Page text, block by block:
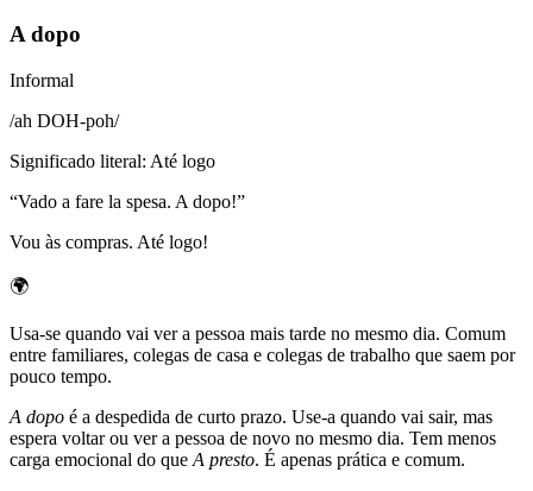
A dopo
Informal
/ah DOH-poh/
Significado literal: Até logo
“Vado a fare la spesa. A dopo!”
Vou às compras. Até logo!
🌍
Usa-se quando vai ver a pessoa mais tarde no mesmo dia. Comum
entre familiares, colegas de casa e colegas de trabalho que saem por
pouco tempo.
A dopo é a despedida de curto prazo. Use-a quando vai sair, mas
espera voltar ou ver a pessoa de novo no mesmo dia. Tem menos
carga emocional do que A presto. É apenas prática e comum.